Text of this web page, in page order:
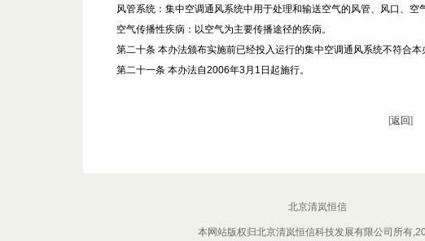
风管系统：集中空调通风系统中用于处理和输送空气的风管、风口、空
空气传播性疾病：以空气为主要传播途径的疾病。
第二十条 本办法颁布实施前已经投入运行的集中空调通风系统不符合
第二十一条 本办法自2006年3月 1 日起施行。
[返回]
北京清岚恒信
本网站版权归北京清岚恒信科技发展有限公司所有